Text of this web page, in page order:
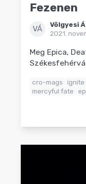
Fezenen
VÁ
Völgyesi
2021.
Meg Epica,
cro-mags ignite
mercyful fate